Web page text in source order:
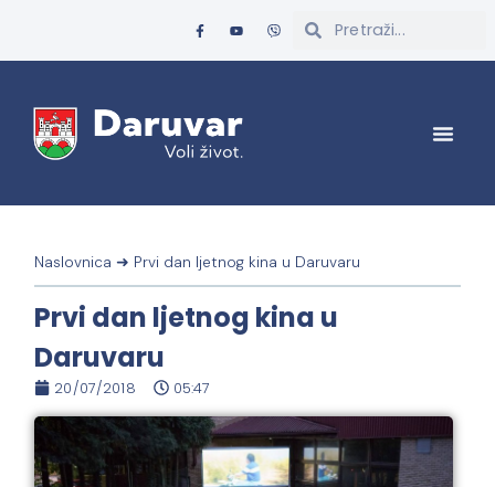
Naslovnica ➜ Prvi dan ljetnog kina u Daruvaru
Prvi dan ljetnog kina u
Daruvaru
20/07/2018 05:47